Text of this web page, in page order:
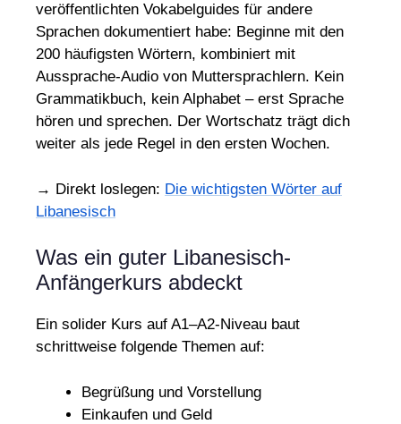
veröffentlichten Vokabelguides für andere
Sprachen dokumentiert habe: Beginne mit den
200 häufigsten Wörtern, kombiniert mit
Aussprache-Audio von Muttersprachlern. Kein
Grammatikbuch, kein Alphabet – erst Sprache
hören und sprechen. Der Wortschatz trägt dich
weiter als jede Regel in den ersten Wochen.
→ Direkt loslegen: Die wichtigsten Wörter auf
Libanesisch
Was ein guter Libanesisch-
Anfängerkurs abdeckt
Ein solider Kurs auf A1–A2-Niveau baut
schrittweise folgende Themen auf:
Begrüßung und Vorstellung
Einkaufen und Geld